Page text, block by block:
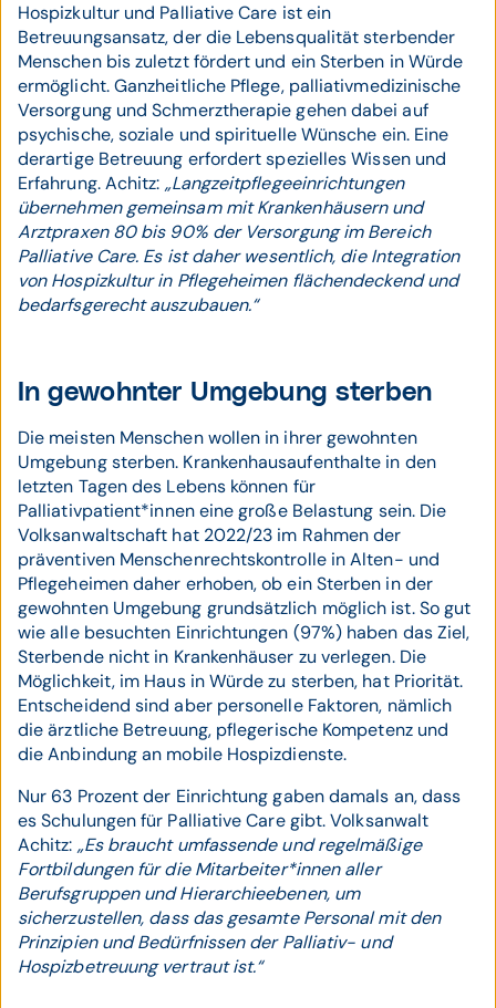
Hospizkultur und Palliative Care ist ein
Betreuungsansatz, der die Lebensqualität sterbender
Menschen bis zuletzt fördert und ein Sterben in Würde
ermöglicht. Ganzheitliche Pflege, palliativmedizinische
Versorgung und Schmerztherapie gehen dabei auf
psychische, soziale und spirituelle Wünsche ein. Eine
derartige Betreuung erfordert spezielles Wissen und
Erfahrung. Achitz: „Langzeitpflegeeinrichtungen
übernehmen gemeinsam mit Krankenhäusern und
Arztpraxen 80 bis 90% der Versorgung im Bereich
Palliative Care. Es ist daher wesentlich, die Integration
von Hospizkultur in Pflegeheimen flächendeckend und
bedarfsgerecht auszubauen.“
In gewohnter Umgebung sterben
Die meisten Menschen wollen in ihrer gewohnten
Umgebung sterben. Krankenhausaufenthalte in den
letzten Tagen des Lebens können für
Palliativpatient*innen eine große Belastung sein. Die
Volksanwaltschaft hat 2022/23 im Rahmen der
präventiven Menschenrechtskontrolle in Alten- und
Pflegeheimen daher erhoben, ob ein Sterben in der
gewohnten Umgebung grundsätzlich möglich ist. So gut
wie alle besuchten Einrichtungen (97%) haben das Ziel,
Sterbende nicht in Krankenhäuser zu verlegen. Die
Möglichkeit, im Haus in Würde zu sterben, hat Priorität.
Entscheidend sind aber personelle Faktoren, nämlich
die ärztliche Betreuung, pflegerische Kompetenz und
die Anbindung an mobile Hospizdienste.
Nur 63 Prozent der Einrichtung gaben damals an, dass
es Schulungen für Palliative Care gibt. Volksanwalt
Achitz: „Es braucht umfassende und regelmäßige
Fortbildungen für die Mitarbeiter*innen aller
Berufsgruppen und Hierarchieebenen, um
sicherzustellen, dass das gesamte Personal mit den
Prinzipien und Bedürfnissen der Palliativ- und
Hospizbetreuung vertraut ist.“